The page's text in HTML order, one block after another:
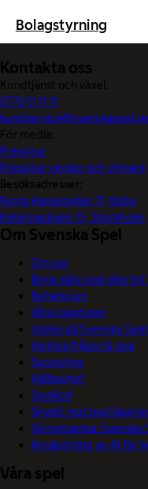
Bolagstyrning
Kontakta oss
Kundtjänst och växel:
0770-11 11 11
kundservice@svenskaspel.se
För media:
Pressjour
Pressjour vinster och vinnare
Besöksadresser:
Norra Hansegatan 17, Visby
Katarinavägen 15, Stockholm
Om Svenska Spel
Om oss
Börja sälja spel eller
Nyhetsrum
Våra logotyper
Jobba på Svenska Spel
Vanliga frågor & svar
Sponsring
Hållbarhet
Spelkoll
Skydd mot
Så motverkar
Användning av AI för
Våra spel